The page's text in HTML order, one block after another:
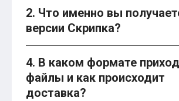
2. Что именно вы
версии Скрипка?
4. В каком формате
файлы и как происходит
доставка?